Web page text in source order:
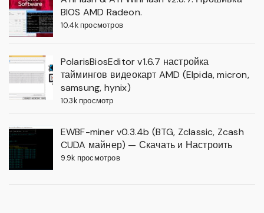
BIOS AMD Radeon.
10.4k просмотров
PolarisBiosEditor v1.6.7 настройка
таймингов видеокарт AMD (Elpida, micron,
samsung, hynix)
10.3k просмотр
EWBF-miner v0.3.4b (BTG, Zclassic, Zcash
CUDA майнер) — Скачать и Настроить
9.9k просмотров